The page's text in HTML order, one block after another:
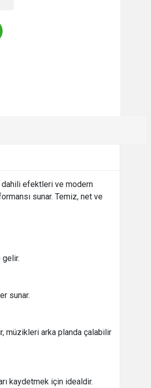
dahili efektleri ve modern
sunar. Temiz, net ve
gelir.
sunar.
müzikleri arka planda çalabilir
kaydetmek için idealdir.